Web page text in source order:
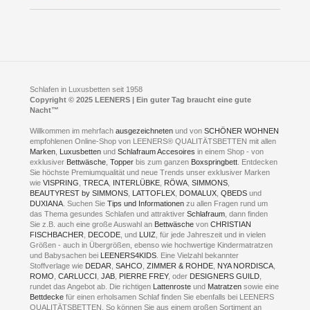
Presse
Jobs
Fotoalbum
Kontakt
Neuer Showroom für unsere Onlineartikel.
Kontakt via:WhatsApp
Kontakt via:eMail
mögliche Zeiten für eine Showroom Terminreservierung
MO und DI geschlossen
MI - FR 11 bis 17 Uhr
SA 11 bis 15 Uhr
ONLINEBERATUNG UND
TERMIN- RESERVIERUNG
Schlafen in Luxusbetten seit 1958
Copyright © 2025 LEENERS | Ein guter Tag braucht eine gute
Nacht™
Willkommen im mehrfachausgezeichnetenund vonSCHÖNER WOHNEN
empfohlenen Online-Shop von LEENERS® QUALITÄTSBETTEN mit allen
Marken Luxusbetten undSchlafraum Accesoires in einem Shop - von
exklusiver Bettwäsche ,Topper bis zum ganzen Boxspringbett . Entdecken
Sie höchste Premiumqualität und neue Trends unser exklusiver Marken
wieVISPRING ,TRECA INTERLÜBKE RÖWA ,SIMMONS
BEAUTYREST by SIMMONS LATTOFLEX DOMALUX ,QBEDS und
DUXIANA . Suchen SieTips und Informationen zu allen Fragen rund um
das Thema gesundes Schlafen und attraktiverSchlafraum , dann finden
Sie z.B. auch eine große Auswahl an Bettwäsche vonCHRISTIAN
FISCHBACHER
DECODE , und LUIZ , für jede Jahreszeit und in vielen
Größen - auch in Übergrößen, ebenso wie hochwertige Kindermatratzen
und Babysachen bei LEENERS4KIDS . Eine Vielzahl bekannter
Stoffverlage wie DEDAR ,SAHCO ,ZIMMER & ROHDE NYA NORDISCA
ROMO ,CARLUCCI ,JAB PIERRE FREY, oder DESIGNERS GUILD
rundet das Angebot ab. Die richtigen Lattenroste und Matratzen sowie eine
Bettdecke für einen erholsamen Schlaf finden Sie ebenfalls bei LEENERS
QUALITÄTSBETTEN. So können Sie aus einem großen Sortiment an